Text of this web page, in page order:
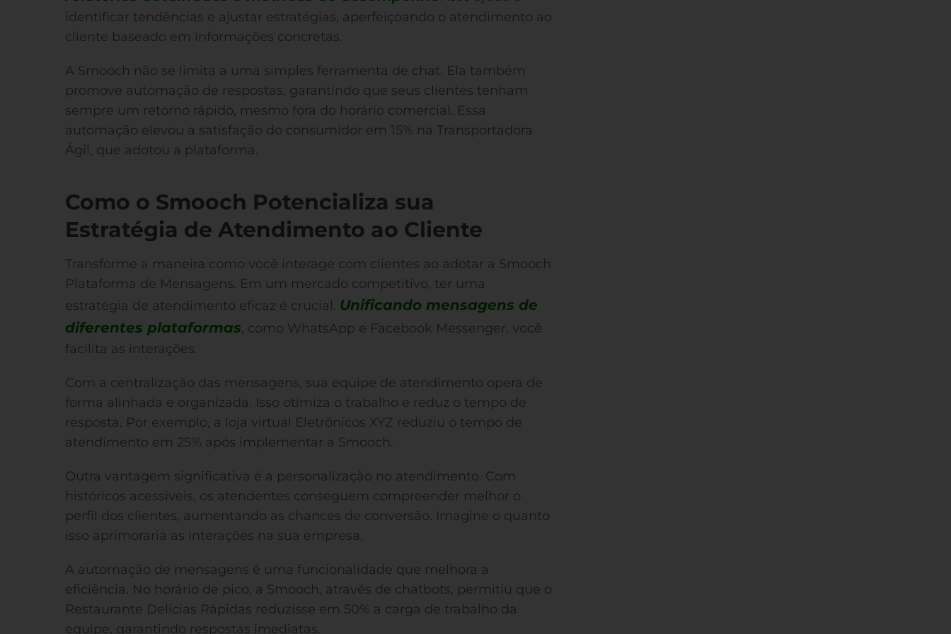
identificar tendências e ajustar estratégias, aperfeiçoando o atendimento ao
cliente baseado em informações concretas.
A Smooch não se limita a uma simples ferramenta de chat. Ela também
promove automação de respostas, garantindo que seus clientes tenham
sempre um retorno rápido, mesmo fora do horário comercial. Essa
automação elevou a satisfação do consumidor em 15% na Transportadora
Ágil, que adotou a plataforma.
Como o Smooch Potencializa sua
Estratégia de Atendimento ao Cliente
Transforme a maneira como você interage com clientes ao adotar a Smooch
Plataforma de Mensagens. Em um mercado competitivo, ter uma
estratégia de atendimento eficaz é crucial. Unificando mensagens de
diferentes plataformas, como WhatsApp e Facebook Messenger, você
facilita as interações.
Com a centralização das mensagens, sua equipe de atendimento opera de
forma alinhada e organizada. Isso otimiza o trabalho e reduz o tempo de
resposta. Por exemplo, a loja virtual Eletrônicos XYZ reduziu o tempo de
atendimento em 25% após implementar a Smooch.
Outra vantagem significativa é a personalização no atendimento. Com
históricos acessíveis, os atendentes conseguem compreender melhor o
perfil dos clientes, aumentando as chances de conversão. Imagine o quanto
isso aprimoraria as interações na sua empresa.
A automação de mensagens é uma funcionalidade que melhora a
eficiência. No horário de pico, a Smooch, através de chatbots, permitiu que o
Restaurante Delícias Rápidas reduzisse em 50% a carga de trabalho da
equipe, garantindo respostas imediatas.